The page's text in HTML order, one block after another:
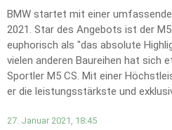
BMW startet mit einer
2021. Star des Angebots ist der
euphorisch als "das absolute
vielen anderen Baureihen hat sich
Sportler M5 CS. Mit einer
er die leistungsstärkste und
27. Januar 2021, 18:45